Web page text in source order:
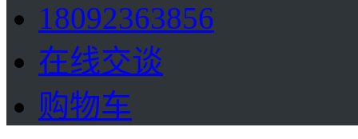
18092363856
在线交谈
购物车